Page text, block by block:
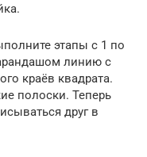
этапы с 1 по
линию с
краёв квадрата.
полоски. Теперь
друг в